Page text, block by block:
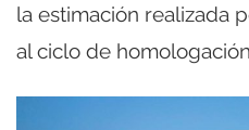
la estimación realizada
al ciclo de